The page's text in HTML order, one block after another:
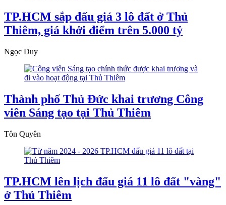
TP.HCM sắp đấu giá 3 lô đất ở Thủ
Thiêm, giá khởi điểm trên 5.000 tỷ
Ngọc Duy
Thành phố Thủ Đức khai trương Công
viên Sáng tạo tại Thủ Thiêm
Tôn Quyên
TP.HCM lên lịch đấu giá 11 lô đất "vàng"
ở Thủ Thiêm